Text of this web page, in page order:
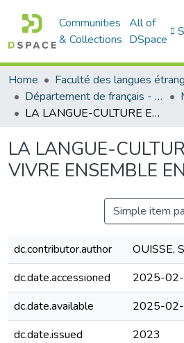
Communities
& Collections
All of
DSpace
Home
Département de français - قسم اللغة الفرنسية
LA LANGUE-CULTURE ET LE « VIVRE ENSEMBLE EN PAIX
LA LANGUE-
VIVRE ENSEMBLE
Simple item
dc.contributor.author
OUISSE,
dc.date.accessioned
2025-
dc.date.available
2025-
dc.date.issued
2023